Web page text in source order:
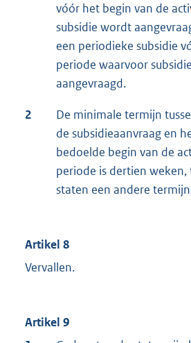
vóór het begin van de
subsidie wordt
een periodieke subsidie
periode waarvoor
aangevraagd.
2
De minimale termijn
de subsidieaanvraag en
bedoelde begin van de
periode is dertien
staten een andere
Artikel 8
Vervallen.
Artikel 9